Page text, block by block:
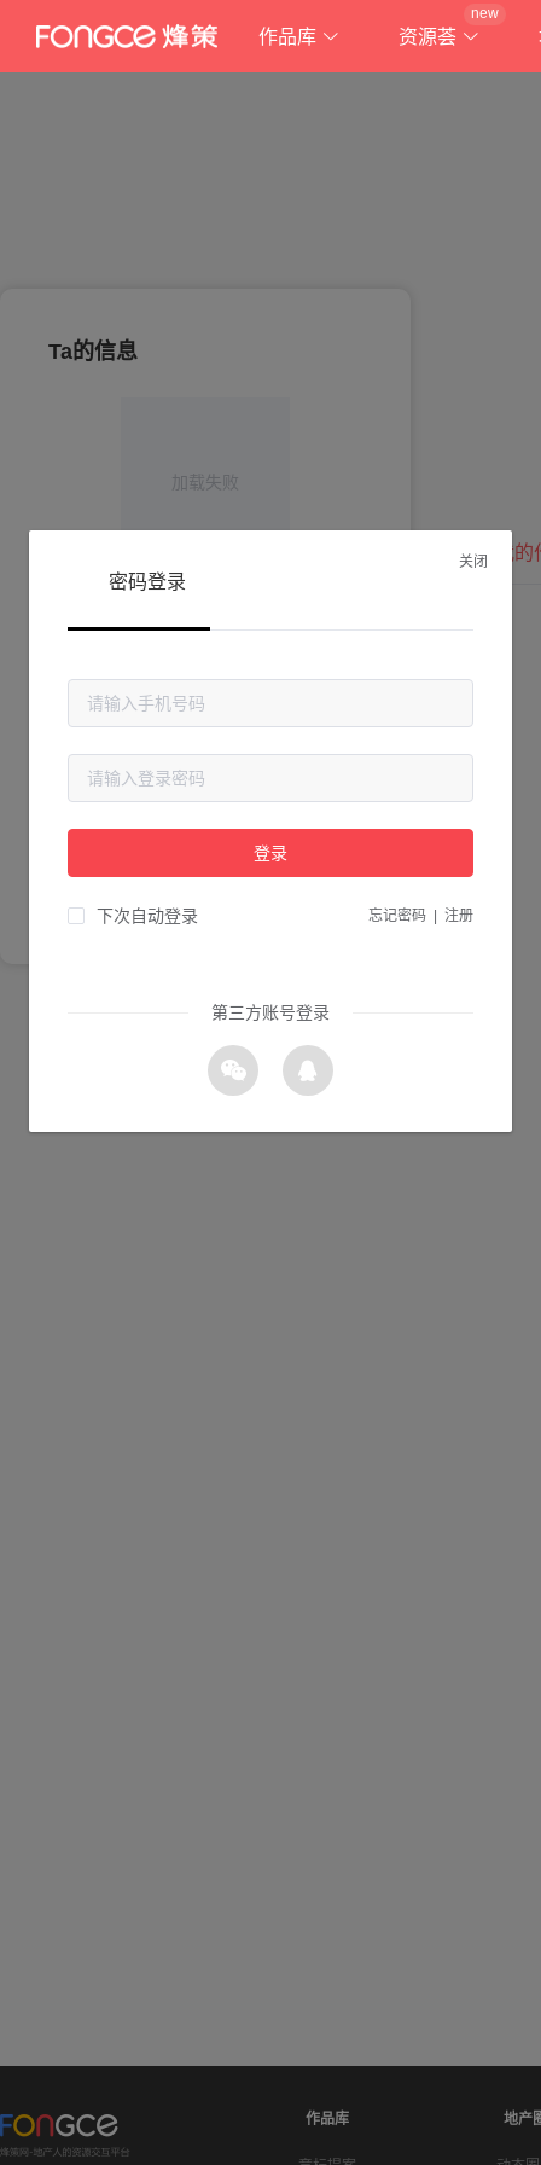
作品库 资源荟
new
Ta的信息
加载失败
作品数 ：
粉丝数 ：
我
作品库 地产
关闭
密码登录
登录
下次自动登录 忘记密码 注册
第三方账号登录